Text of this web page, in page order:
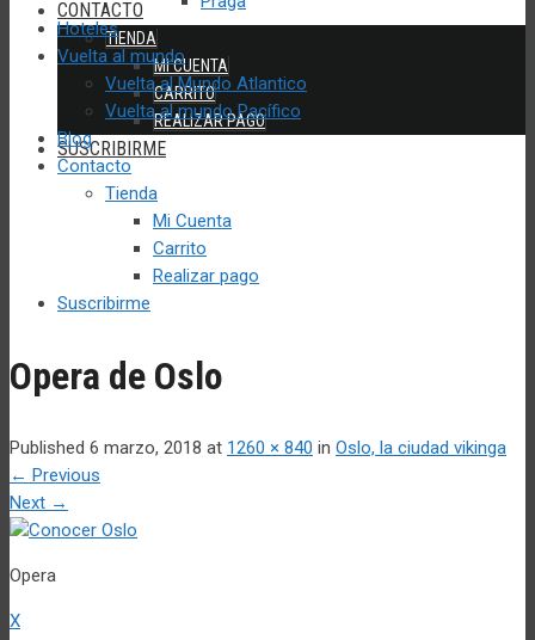
CONTACTO
TIENDA
MI CUENTA
CARRITO
REALIZAR PAGO
SUSCRIBIRME
Hoteles
Vuelta al mundo
Vuelta al Mundo Atlantico
Vuelta al mundo Pacífico
Blog
Contacto
Tienda
Mi Cuenta
Carrito
Realizar pago
Suscribirme
Opera de Oslo
Published 6 marzo, 2018 at 1260 × 840 in Oslo, la ciudad vikinga
← Previous
Next →
Opera
X